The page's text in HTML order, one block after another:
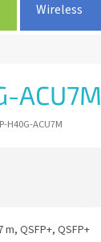
Wireless
ACU7M
H40G-ACU7M
m, QSFP+, QSFP+